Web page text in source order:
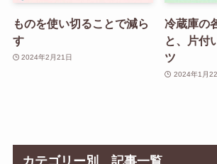
ものを使い切ることで減ら
す
2024年2月21日
冷蔵庫の
と、片付
ツ
2024年1月
カテゴリー別 記事一覧